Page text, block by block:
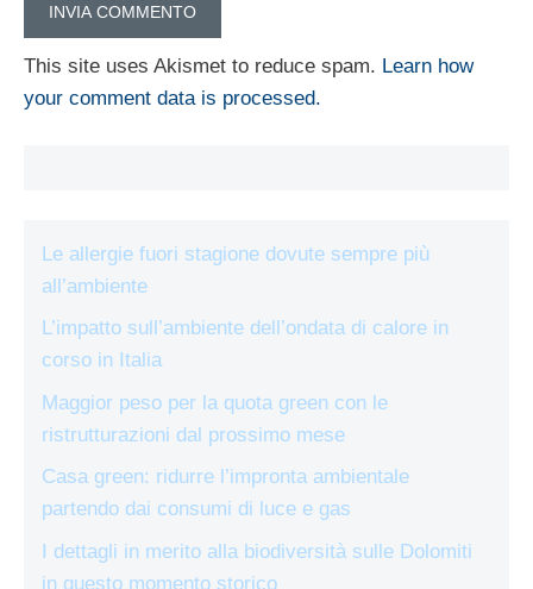
This site uses Akismet to reduce spam. Learn how
your comment data is processed.
Le allergie fuori stagione dovute sempre più
all’ambiente
L’impatto sull’ambiente dell’ondata di calore in
corso in Italia
Maggior peso per la quota green con le
ristrutturazioni dal prossimo mese
Casa green: ridurre l’impronta ambientale
partendo dai consumi di luce e gas
I dettagli in merito alla biodiversità sulle Dolomiti
in questo momento storico